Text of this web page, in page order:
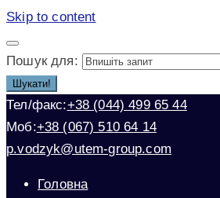
Skip to content
Пошук для:
Шукати!
Тел/факс:+38 (044) 499 65 44
Моб:+38 (067) 510 64 14
p.vodzyk@utem-group.com
Головна